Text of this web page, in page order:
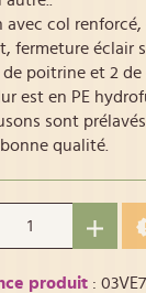
avec col
fermeture éclair
de poitrine et 2 de
est en PE
sont
qualité.
produit :